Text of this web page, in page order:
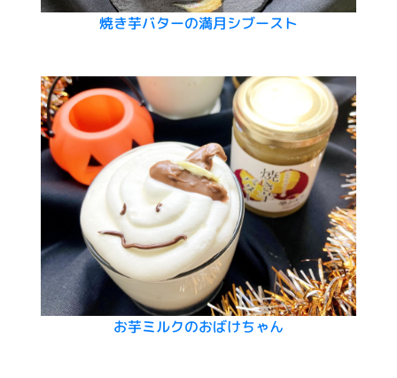
焼き芋バターの満月シブースト
お芋ミルクのおばけちゃん